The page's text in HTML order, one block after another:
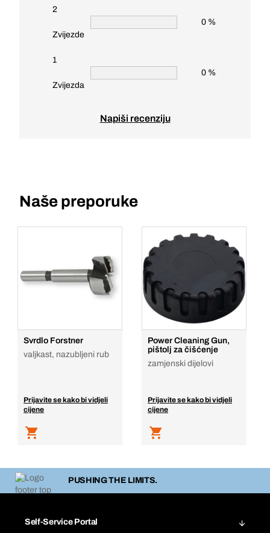
2
Zvijezde
0 %
1
Zvijezda
0 %
Napiši recenziju
Naše preporuke
Svrdlo Forstner
valjkast, nazubljeni rub
Prijavite se kako bi vidjeli
cijene
Power Cleaning Gun,
pištolj za čišćenje
zamjenski dijelovi
Prijavite se kako bi vidjeli
cijene
PUSHING THE LIMITS.
Self-Service Portal